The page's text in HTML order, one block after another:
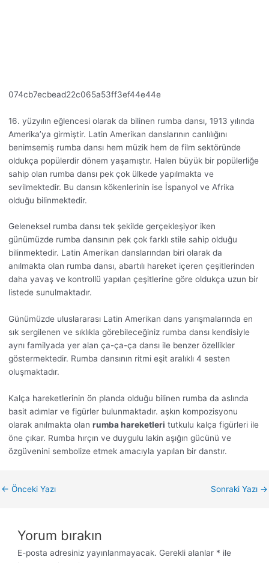
074cb7ecbead22c065a53ff3ef44e44e
16. yüzyılın eğlencesi olarak da bilinen rumba dansı, 1913 yılında
Amerika’ya girmiştir. Latin Amerikan danslarının canlılığını
benimsemiş rumba dansı hem müzik hem de film sektöründe
oldukça popülerdir dönem yaşamıştır. Halen büyük bir popülerliğe
sahip olan rumba dansı pek çok ülkede yapılmakta ve
sevilmektedir. Bu dansın kökenlerinin ise İspanyol ve Afrika
olduğu bilinmektedir.
Geleneksel rumba dansı tek şekilde gerçekleşiyor iken
günümüzde rumba dansının pek çok farklı stile sahip olduğu
bilinmektedir. Latin Amerikan danslarından biri olarak da
anılmakta olan rumba dansı, abartılı hareket içeren çeşitlerinden
daha yavaş ve kontrollü yapılan çeşitlerine göre oldukça uzun bir
listede sunulmaktadır.
Günümüzde uluslararası Latin Amerikan dans yarışmalarında en
sık sergilenen ve sıklıkla görebileceğiniz rumba dansı kendisiyle
aynı familyada yer alan ça-ça-ça dansı ile benzer özellikler
göstermektedir. Rumba dansının ritmi eşit aralıklı 4 sesten
oluşmaktadır.
Kalça hareketlerinin ön planda olduğu bilinen rumba da aslında
basit adımlar ve figürler bulunmaktadır. aşkın kompozisyonu
olarak anılmakta olan rumba hareketleri tutkulu kalça figürleri ile
öne çıkar. Rumba hırçın ve duygulu lakin aşığın gücünü ve
özgüvenini sembolize etmek amacıyla yapılan bir danstır.
← Önceki Yazı Sonraki Yazı →
Yorum bırakın
E-posta adresiniz yayınlanmayacak. Gerekli alanlar * ile